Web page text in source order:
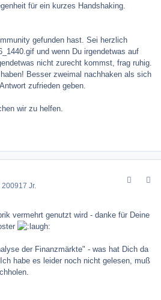
für ein kurzes Handshaking.
gefunden hast. Sei herzlich
und wenn Du irgendetwas auf
nicht zurecht kommst, frag ruhig.
Besser zweimal nachhaken als sich
zufrieden geben.
wir zu helfen.
200917 Jr.
vermehrt genutzt wird - danke für Deine
der Finanzmärkte" - was hat Dich da
habe es leider noch nicht gelesen, muß